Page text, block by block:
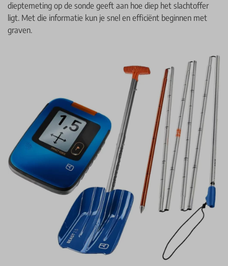
dieptemeting op de sonde geeft aan hoe diep het slachtoffer
ligt. Met die informatie kun je snel en efficiënt beginnen met
graven.